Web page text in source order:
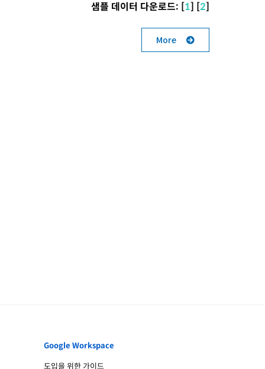
샘플 데이터 다운로드: [1] [2]
More
Google Workspace
도입을 위한 가이드